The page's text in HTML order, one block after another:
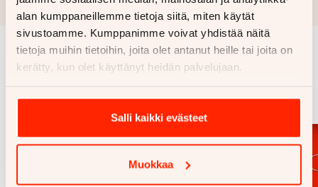
alan kumppaneillemme tietoja siitä, miten käytät
sivustoamme. Kumppanimme voivat yhdistää näitä
tietoja muihin tietoihin, joita olet antanut heille tai joita on
kerätty, kun olet käyttänyt heidän palvelujaan.
Salli kaikki evästeet
Muokkaa
Samankaltaisia ajoneuvoja
Katso kaikki